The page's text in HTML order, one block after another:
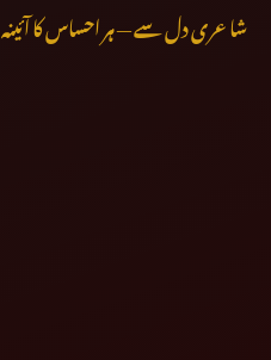
شاعری دل سے — ہر احساس کا آئینہ